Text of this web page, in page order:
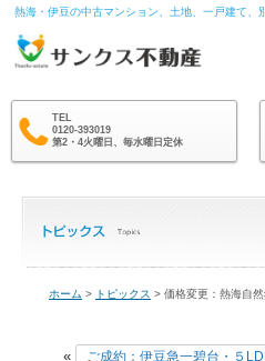
熱海・伊豆の中古マンション、土地、一戸建て、
TEL
0120-393019
第2・4火曜日、毎水曜日定休
ホーム > トピックス > 価格変更：熱海自
« ご成約：伊豆急一碧台・５